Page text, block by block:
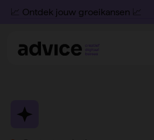
📈 Ontdek jouw groeikansen 📈